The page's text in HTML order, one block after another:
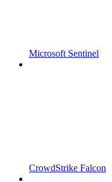
Microsoft Sentinel
CrowdStrike Falcon